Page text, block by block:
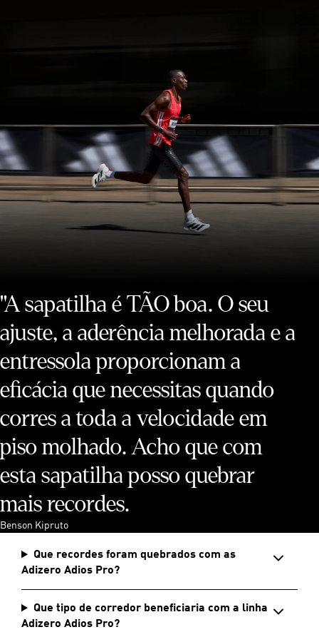
"A sapatilha é TÃO boa. O seu
ajuste, a aderência melhorada e a
entressola proporcionam a
eficácia que necessitas quando
corres a toda a velocidade em
piso molhado. Acho que com
esta sapatilha posso quebrar
mais recordes.
Benson Kipruto
Que recordes foram quebrados com as
Adizero Adios Pro?
Que tipo de corredor beneficiaria com a linha
Adizero Adios Pro?